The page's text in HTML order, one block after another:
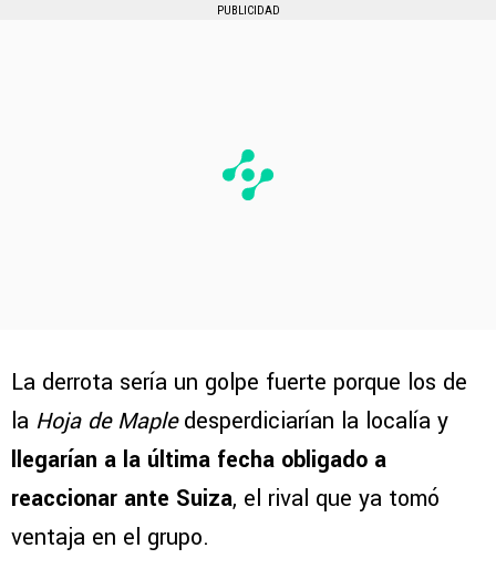
PUBLICIDAD
La derrota sería un golpe fuerte porque los de
la Hoja de Mapledesperdiciarían la localía y
llegarían a la última fecha obligado a
reaccionar ante Suiza, el rival que ya tomó
ventaja en el grupo.